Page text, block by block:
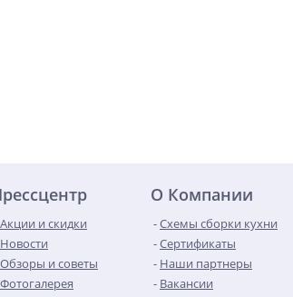
Акции и скидки
Новости
Обзоры и советы
Фотогалерея
О Компании
Схемы сборки кухни
Сертификаты
Наши партнеры
Вакансии